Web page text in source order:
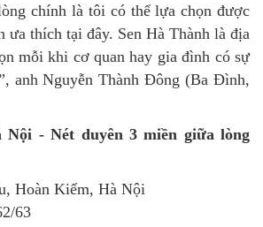
chính là tôi có thể lựa chọn được
ưa thích tại đây. Sen Hà Thành là địa
mỗi khi cơ quan hay gia đình có sự
anh Nguyễn Thành Đông (Ba Đình,
Nội - Nét duyên 3 miền giữa lòng
Hoàn Kiếm, Hà Nội
63